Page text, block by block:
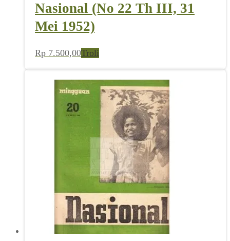
Nasional (No 22 Th III, 31
Mei 1952)
Rp 7.500,00Troli